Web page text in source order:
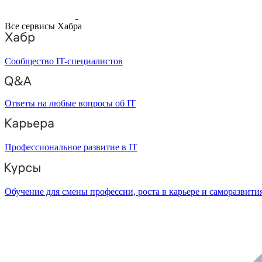
Все сервисы Хабра
Сообщество IT-специалистов
Ответы на любые вопросы об IT
Профессиональное развитие в IT
Обучение для смены профессии, роста в карьере и